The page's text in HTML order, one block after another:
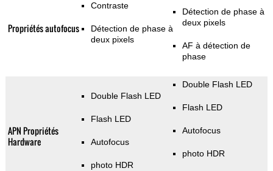
Propriétés autofocus
Contraste
Détection de phase à
deux pixels
Détection de phase à
deux pixels
AF à détection de
phase
APN Propriétés
Hardware
Double Flash LED
Flash LED
Autofocus
photo HDR
Double Flash LED
Flash LED
Autofocus
photo HDR